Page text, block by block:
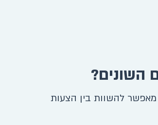
להשוות בין הצעות